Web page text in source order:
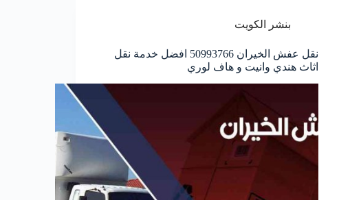
بنشر الكويت
نقل عفش الخيران 50993766 افضل خدمة نقل
اثاث هندي وانيت و هاف لوري